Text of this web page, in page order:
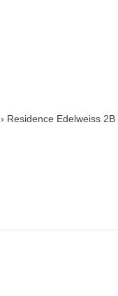
› Residence Edelweiss 2B